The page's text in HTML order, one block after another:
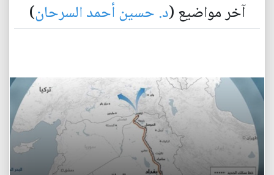
آخر مواضيع (د. حسين أحمد السرحان)